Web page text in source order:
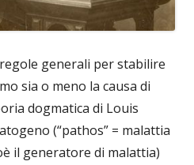
generali per stabilire
sia o meno la causa di
dogmatica di Louis
(“pathos” = malattia
il generatore di malattia)